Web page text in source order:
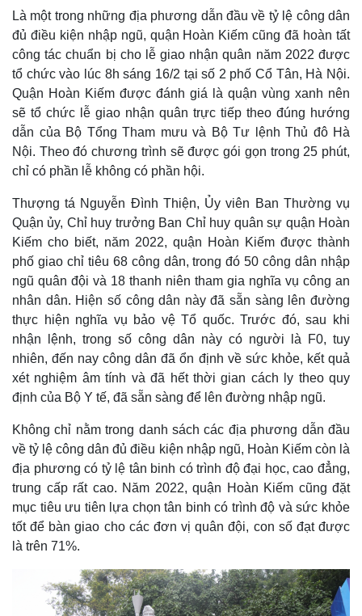
Là một trong những địa phương dẫn đầu về tỷ lệ công dân
đủ điều kiện nhập ngũ, quận Hoàn Kiếm cũng đã hoàn tất
công tác chuẩn bị cho lễ giao nhận quân năm 2022 được
tổ chức vào lúc 8h sáng 16/2 tại số 2 phố Cổ Tân, Hà Nội.
Quận Hoàn Kiếm được đánh giá là quận vùng xanh nên
sẽ tổ chức lễ giao nhận quân trực tiếp theo đúng hướng
dẫn của Bộ Tổng Tham mưu và Bộ Tư lệnh Thủ đô Hà
Nội. Theo đó chương trình sẽ được gói gọn trong 25 phút,
chỉ có phần lễ không có phần hội.
Thượng tá Nguyễn Đình Thiện, Ủy viên Ban Thường vụ
Quận ủy, Chỉ huy trưởng Ban Chỉ huy quân sự quận Hoàn
Kiếm cho biết, năm 2022, quận Hoàn Kiếm được thành
phố giao chỉ tiêu 68 công dân, trong đó 50 công dân nhập
ngũ quân đội và 18 thanh niên tham gia nghĩa vụ công an
nhân dân. Hiện số công dân này đã sẵn sàng lên đường
thực hiện nghĩa vụ bảo vệ Tổ quốc. Trước đó, sau khi
nhận lệnh, trong số công dân này có người là F0, tuy
nhiên, đến nay công dân đã ổn định về sức khỏe, kết quả
xét nghiệm âm tính và đã hết thời gian cách ly theo quy
định của Bộ Y tế, đã sẵn sàng để lên đường nhập ngũ.
Không chỉ nằm trong danh sách các địa phương dẫn đầu
về tỷ lệ công dân đủ điều kiện nhập ngũ, Hoàn Kiếm còn là
địa phương có tỷ lệ tân binh có trình độ đại học, cao đẳng,
trung cấp rất cao. Năm 2022, quận Hoàn Kiếm cũng đặt
mục tiêu ưu tiên lựa chọn tân binh có trình độ và sức khỏe
tốt để bàn giao cho các đơn vị quân đội, con số đạt được
là trên 71%.